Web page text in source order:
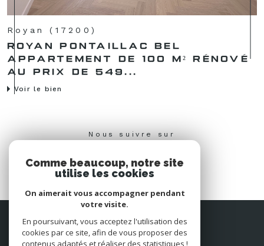
Royan (17200)
ROYAN PONTAILLAC BEL
APPARTEMENT DE 100 M² RÉNOVÉ
AU PRIX DE 549...
Voir le bien
Nous suivre sur
PROPRIÉTAIRE
Comme beaucoup, notre site
utilise les cookies
On aimerait vous accompagner pendant
votre visite.
En poursuivant, vous acceptez l'utilisation des
cookies par ce site, afin de vous proposer des
contenus adaptés et réaliser des statistiques !